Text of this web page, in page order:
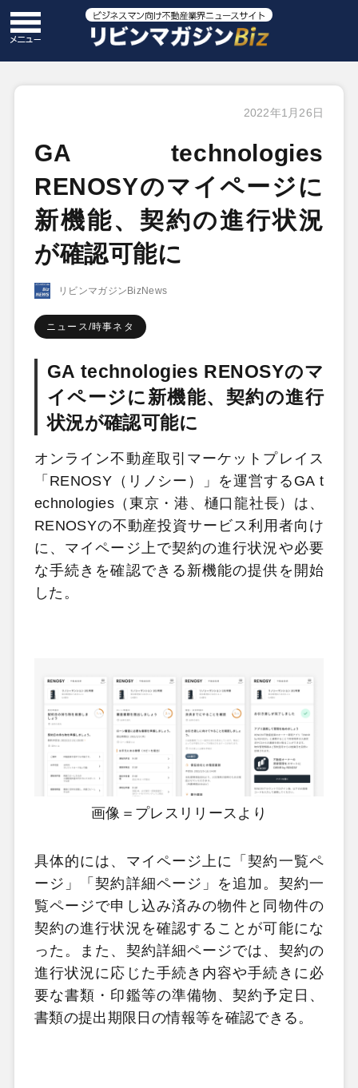
2022年1月26日
GA technologies
RENOSYのマイページに
新機能、契約の進行状況
が確認可能に
リビンマガジンBizNews
ニュース/時事ネタ
GA technologies RENOSYのマ
イページに新機能、契約の進行
状況が確認可能に
オンライン不動産取引マーケットプレイス
「RENOSY（リノシー）」を運営するGA t
echnologies（東京・港、樋口龍社長）は、
RENOSYの不動産投資サービス利用者向け
に、マイページ上で契約の進行状況や必要
な手続きを確認できる新機能の提供を開始
した。
画像＝プレスリリースより
具体的には、マイページ上に「契約一覧ペ
ージ」「契約詳細ページ」を追加。契約一
覧ページで申し込み済みの物件と同物件の
契約の進行状況を確認することが可能にな
った。また、契約詳細ページでは、契約の
進行状況に応じた手続き内容や手続きに必
要な書類・印鑑等の準備物、契約予定日、
書類の提出期限日の情報等を確認できる。